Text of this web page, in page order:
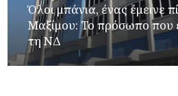
Όλοι μπάνια, ένας έμεινε
Μαξίμου: Το πρόσωπο που
τη ΝΔ